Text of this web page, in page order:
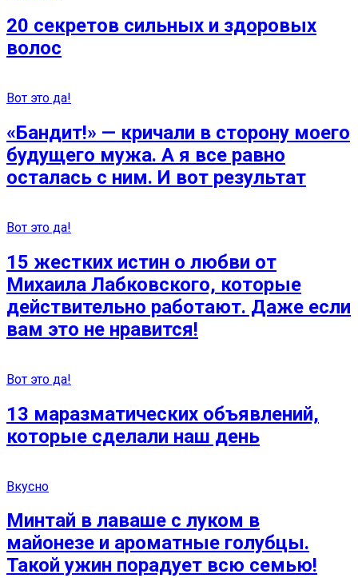
20 секретов сильных и здоровых
волос
Вот это да!
«Бандит!» — кричали в сторону моего
будущего мужа. А я все равно
осталась с ним. И вот результат
Вот это да!
15 жестких истин о любви от
Михаила Лабковского, которые
действительно работают. Даже если
вам это не нравится!
Вот это да!
13 маразматических объявлений,
которые сделали наш день
Вкусно
Минтай в лаваше с луком в
майонезе и ароматные голубцы.
Такой ужин порадует всю семью!